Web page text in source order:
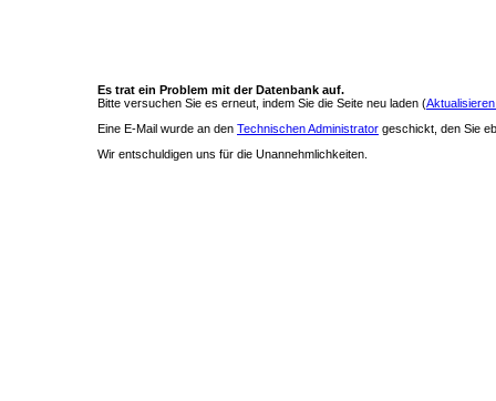
Es trat ein Problem mit der Datenbank auf.
Bitte versuchen Sie es erneut, indem Sie die Seite neu laden (
Eine E-Mail wurde an den Technischen Administrator geschickt, den Sie
Wir entschuldigen uns für die Unannehmlichkeiten.